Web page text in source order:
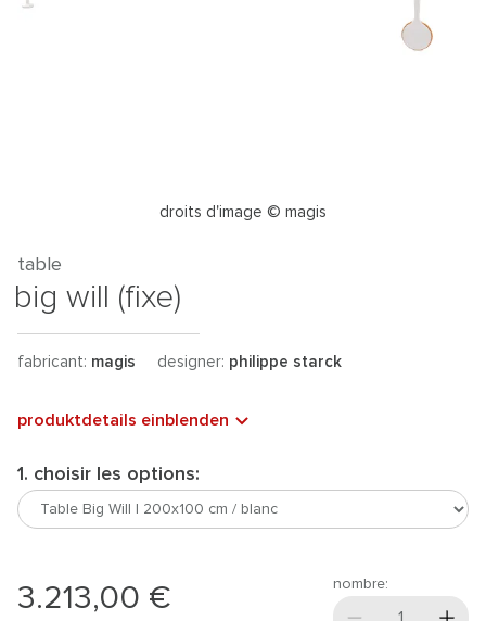
droits d'image © magis
table
big will (fixe)
fabricant: magis designer: philippe starck
produktdetails einblenden
1. choisir les options:
3.213,00 € nombre: